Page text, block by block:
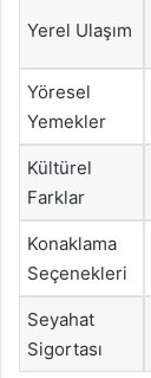
Yerel Ulaşım
Yöresel
Yemekler
Kültürel
Farklar
Konaklama
Seçenekleri
Seyahat
Sigortası